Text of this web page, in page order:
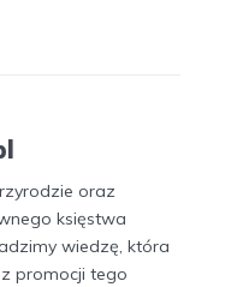
oraz
księstwa
wiedzę, która
promocji tego